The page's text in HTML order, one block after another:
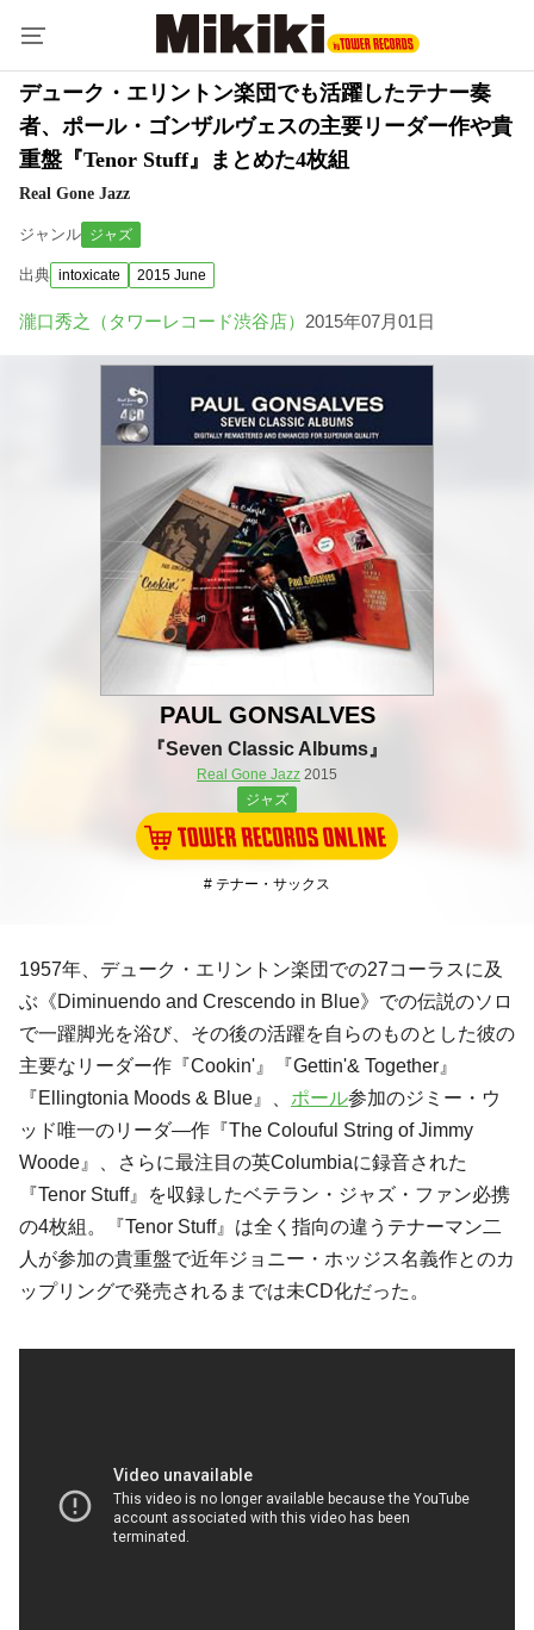
デューク・エリントン楽団でも活躍したテナー奏
者、ポール・ゴンザルヴェスの主要リーダー作や貴
重盤『Tenor Stuff』まとめた4枚組
Real Gone Jazz
ジャンル ジャズ
出典 intoxicate 2015 June
瀧口秀之（タワーレコード渋谷店） 2015年07月01日
PAUL GONSALVES
『Seven Classic Albums』
Real Gone Jazz 2015
ジャズ
# テナー・サックス
1957年、 デューク・エリントン楽団での27コーラスに及
ぶ《Diminuendo and Crescendo in Blue》での伝説のソロ
で一躍脚光を浴び、その後の活躍を自らのものとした彼の
主要なリーダー作『Cookin'』『Gettin'& Together』
『Ellingtonia Moods & Blue』、 ポール参加のジミー・ウ
ッド唯一のリーダ―作『The Colouful String of Jimmy
Woode』、さらに最注目の英Columbiaに録音された
『Tenor Stuff』を収録したベテラン・ジャズ・ファン必携
の4枚組。『Tenor Stuff』は全く指向の違うテナーマン二
人が参加の貴重盤で近年ジョニー・ホッジス名義作とのカ
ップリングで発売されるまでは未CD化だった。